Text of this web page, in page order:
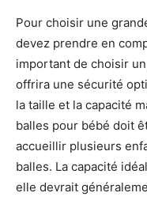
Pour choisir une
devez prendre en
important de choisir
offrira une sécurité
la taille et la capacité
balles pour bébé doit
accueillir plusieurs
balles. La capacité
elle devrait